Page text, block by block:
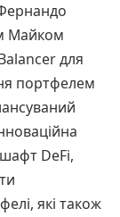
Майком
для
портфелем
DeFi,
які також